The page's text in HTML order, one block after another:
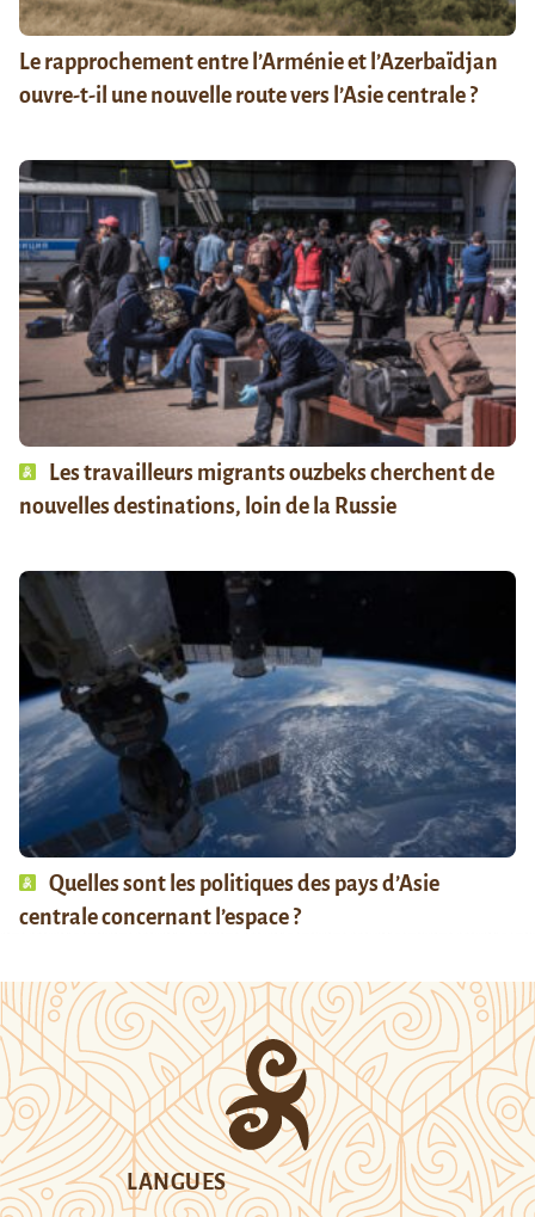
Le rapprochement entre l’Arménie et l’Azerbaïdjan
ouvre-t-il une nouvelle route vers l’Asie centrale ?
Les travailleurs migrants ouzbeks cherchent de
nouvelles destinations, loin de la Russie
Quelles sont les politiques des pays d’Asie
centrale concernant l’espace ?
LANGUES